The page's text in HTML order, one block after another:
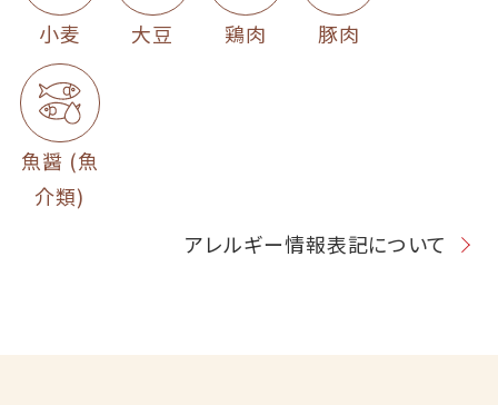
小麦 大豆 鶏肉 豚肉
魚醤 (魚
介類)
アレルギー情報表記について